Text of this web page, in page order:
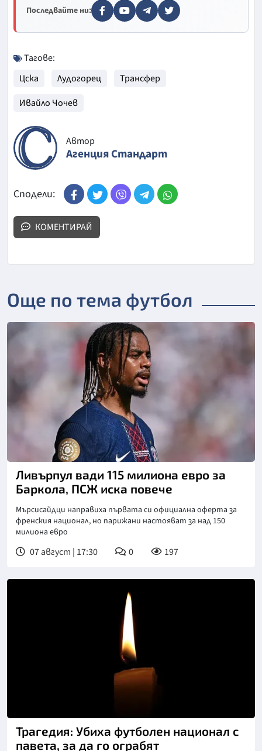
Последвайте ни:
Тагове:
Цска
Лудогорец
Трансфер
Ивайло Чочев
Автор
Агенция Стандарт
Сподели:
КОМЕНТИРАЙ
Още по тема футбол
Ливърпул вади 115 милиона евро за
Баркола, ПСЖ иска повече
Мърсисайдци направиха първата си официална оферта за
френския национал, но парижани настояват за над 150
милиона евро
07 август | 17:30 0 197
Трагедия: Убиха футболен национал с
павета, за да го ограбят